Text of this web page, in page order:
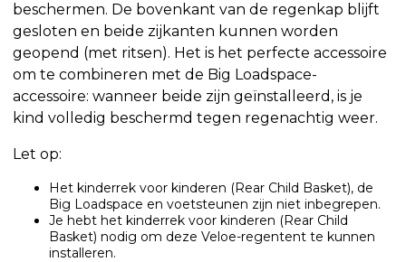
beschermen. De bovenkant van de regenkap blijft
gesloten en beide zijkanten kunnen worden
geopend (met ritsen). Het is het perfecte accessoire
om te combineren met de Big Loadspace-
accessoire: wanneer beide zijn geïnstalleerd, is je
kind volledig beschermd tegen regenachtig weer.
Let op:
Het kinderrek voor kinderen (Rear Child Basket), de
Big Loadspace en voetsteunen zijn niet inbegrepen.
Je hebt het kinderrek voor kinderen (Rear Child
Basket) nodig om deze Veloe-regentent te kunnen
installeren.